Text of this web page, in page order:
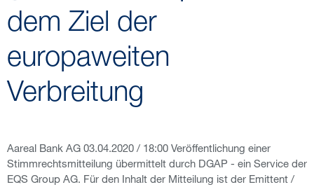
dem Ziel der
europaweiten
Verbreitung
Aareal Bank AG 03.04.2020 / 18:00 Veröffentlichung einer
Stimmrechtsmitteilung übermittelt durch DGAP - ein Service der
EQS Group AG. Für den Inhalt der Mitteilung ist der Emittent /